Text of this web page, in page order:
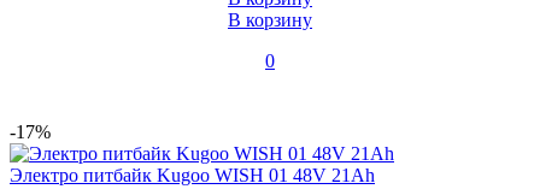
В корзину
0
-17%
Электро питбайк Kugoo WISH 01 48V 21Ah